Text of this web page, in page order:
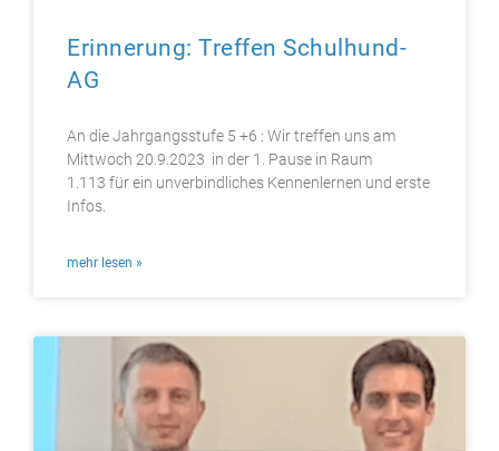
Erinnerung: Treffen Schulhund-
AG
An die Jahrgangsstufe 5 +6 : Wir treffen uns am
Mittwoch 20.9.2023 in der 1. Pause in Raum
1.113 für ein unverbindliches Kennenlernen und erste
Infos.
mehr lesen »